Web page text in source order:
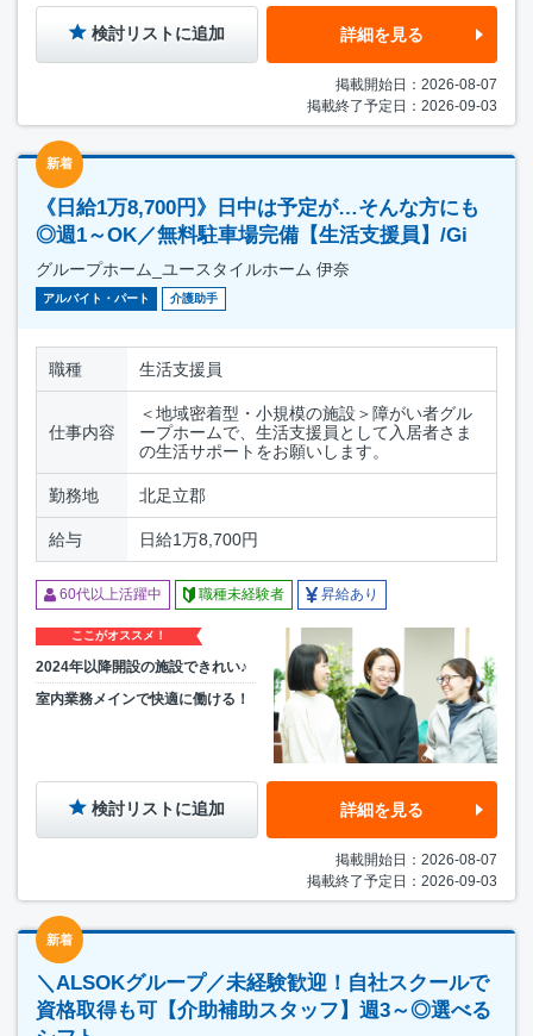
検討リストに追加 詳細を見る
掲載開始日：2026-08-07
掲載終了予定日：2026-09-03
新着
《日給1万8,700円》日中は予定が…そんな方にも
◎週1～OK／無料駐車場完備【生活支援員】/Gi
グループホーム_ユースタイルホーム 伊奈
アルバイト・パート 介護助手
職種 生活支援員
仕事内容
＜地域密着型・小規模の施設＞障がい者グル
ープホームで、生活支援員として入居者さま
の生活サポートをお願いします。
勤務地 北足立郡
給与 日給1万8,700円
60代以上活躍中 職種未経験者 昇給あり
ここがオススメ！
2024年以降開設の施設できれい♪
室内業務メインで快適に働ける！
検討リストに追加 詳細を見る
掲載開始日：2026-08-07
掲載終了予定日：2026-09-03
新着
＼ALSOKグループ／未経験歓迎！自社スクールで
資格取得も可【介助補助スタッフ】週3～◎選べる